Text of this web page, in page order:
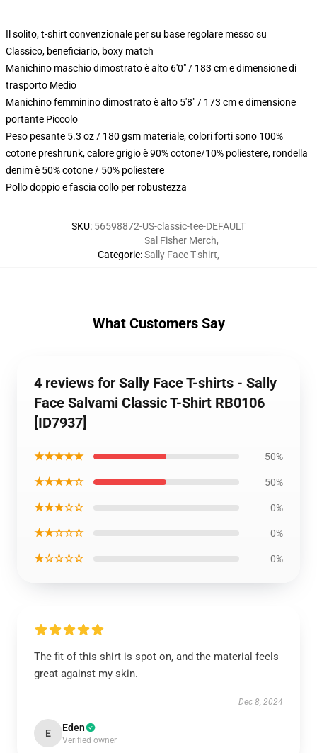
Il solito, t-shirt convenzionale per su base regolare messo su
Classico, beneficiario, boxy match
Manichino maschio dimostrato è alto 6'0" / 183 cm e dimensione di
trasporto Medio
Manichino femminino dimostrato è alto 5'8" / 173 cm e dimensione
portante Piccolo
Peso pesante 5.3 oz / 180 gsm materiale, colori forti sono 100%
cotone preshrunk, calore grigio è 90% cotone/10% poliestere, rondella
denim è 50% cotone / 50% poliestere
Pollo doppio e fascia collo per robustezza
SKU: 56598872-US-classic-tee-DEFAULT
Categorie:
Sal Fisher Merch,
Sally Face T-shirt,
What Customers Say
4 reviews for Sally Face T-shirts - Sally
Face Salvami Classic T-Shirt RB0106
[ID7937]
★★★★★ 50%
★★★★☆ 50%
★★★☆☆ 0%
★★☆☆☆ 0%
★☆☆☆☆ 0%
The fit of this shirt is spot on, and the material feels
great against my skin.
Dec 8, 2024
E Eden
Verified owner